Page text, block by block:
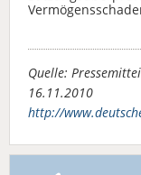
Quelle:
16.11.2010
http://